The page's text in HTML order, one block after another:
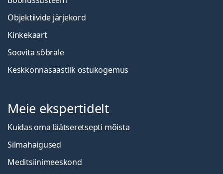
Objektiivide järjekord
Kinkekaart
Soovita sõbrale
Keskkonnasäästlik ostukogemus
Meie ekspertidelt
Kuidas oma läätseretsepti mõista
Silmahaigused
Meditsiinimeeskond